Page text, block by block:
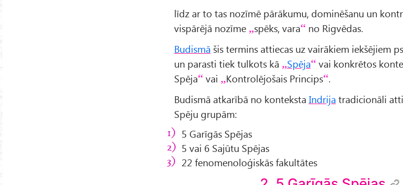
līdz ar to tas nozīmē pārākumu, dominēšanu un
vispārējā nozīme
spēks, vara
no Rigvēdas.
Budismā šis termins attiecas uz vairākiem iekšējiem
un parasti tiek tulkots kā
Spēja vai konkrētos
Spēja
vai Kontrolējošais Princips .
Budismā atkarībā no konteksta Indrija tradicionāli
Spēju grupām:
5 Garīgās Spējas
5 vai 6 Sajūtu Spējas
22 fenomenoloģiskās fakultātes